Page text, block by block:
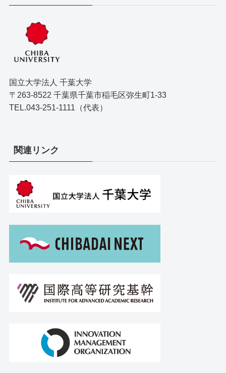
国立大学法人 千葉大学
〒263-8522 千葉県千葉市稲毛区弥生町1-33
TEL.043-251-1111（代表）
関連リンク